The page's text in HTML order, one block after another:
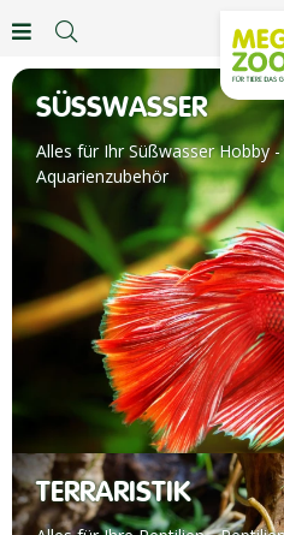
SÜSSWASSER
Alles für Ihr Süßwasser Hobby
Aquarienzubehör
TERRARISTIK